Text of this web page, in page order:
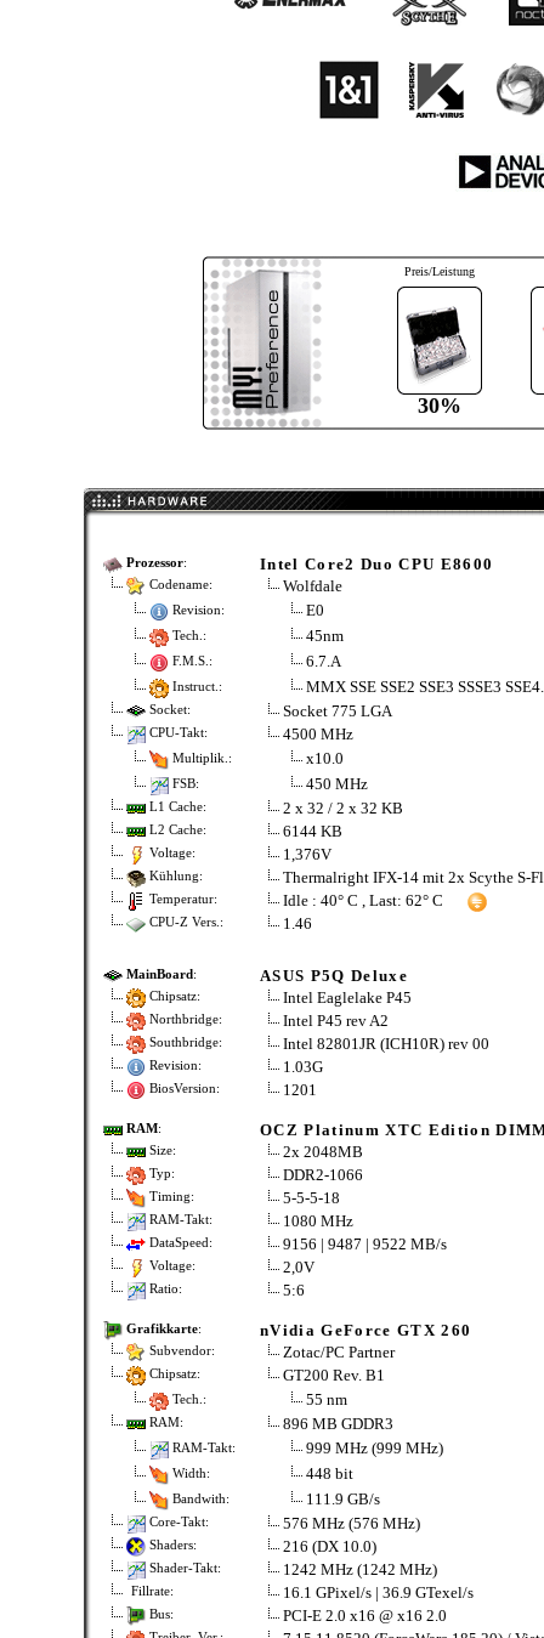
Preis/Leistung
30%
Prozessor: Intel Core2 Duo CPU E8600
Codename: Wolfdale
Revision: E0
Tech.: 45nm
F.M.S.: 6.7.A
Instruct.: MMX SSE SSE2 SSE3 SSSE3
Socket: Socket 775 LGA
CPU-Takt: 4500 MHz
Multiplik.: x10.0
FSB: 450 MHz
L1 Cache: 2 x 32 / 2 x 32 KB
L2 Cache: 6144 KB
Voltage: 1,376V
Kühlung: Thermalright IFX-14 mit 2x Scythe S-
Temperatur: Idle : 40° C , Last: 62° C
CPU-Z Vers.: 1.46
MainBoard: ASUS P5Q Deluxe
Chipsatz: Intel Eaglelake P45
Northbridge: Intel P45 rev A2
Southbridge: Intel 82801JR (ICH10R) rev 00
Revision: 1.03G
BiosVersion: 1201
RAM: OCZ Platinum XTC Edition
Size: 2x 2048MB
Typ: DDR2-1066
Timing: 5-5-5-18
RAM-Takt: 1080 MHz
DataSpeed: 9156 | 9487 | 9522 MB/s
Voltage: 2,0V
Ratio: 5:6
Grafikkarte: nVidia GeForce GTX 260
Subvendor: Zotac/PC Partner
Chipsatz: GT200 Rev. B1
Tech.: 55 nm
RAM: 896 MB GDDR3
RAM-Takt: 999 MHz (999 MHz)
Width: 448 bit
Bandwith: 111.9 GB/s
Core-Takt: 576 MHz (576 MHz)
Shaders: 216 (DX 10.0)
Shader-Takt: 1242 MHz (1242 MHz)
Fillrate: 16.1 GPixel/s | 36.9 GTexel/s
Bus: PCI-E 2.0 x16 @ x16 2.0